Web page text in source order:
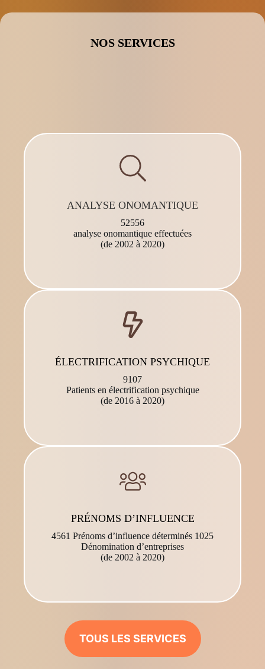
NOS SERVICES
ANALYSE ONOMANTIQUE
52556
analyse onomantique effectuées
(de 2002 à 2020)
ÉLECTRIFICATION PSYCHIQUE
9107
Patients en électrification psychique
(de 2016 à 2020)
PRÉNOMS D’INFLUENCE
4561 Prénoms d’influence déterminés 1025
Dénomination d’entreprises
(de 2002 à 2020)
TOUS LES SERVICES